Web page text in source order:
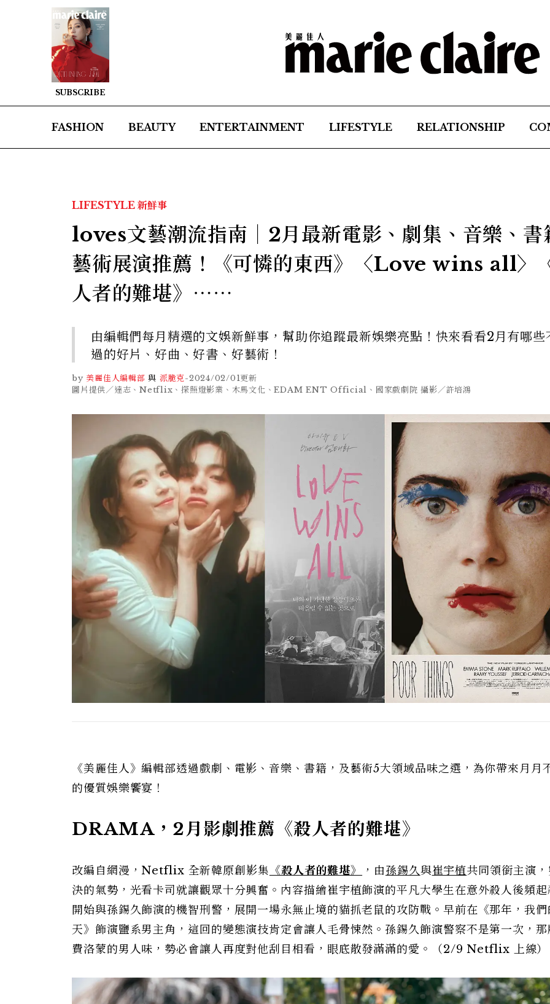
SUBSCRIBE
FASHION BEAUTY ENTERTAINMENT LIFESTYLE RELATIONSHIP
LIFESTYLE 新鮮事
loves文藝潮流指南｜2月最新電影、劇集、音樂、書
藝術展演推薦！《可憐的東西》〈Love wins all〉
人者的難堪》⋯⋯
由編輯們每月精選的文娛新鮮事，幫助你追蹤最新娛樂亮點！快來看看2月有哪些
過的好片、好曲、好書、好藝術！
by 美麗佳人編輯部 與 派脆克-2024/02/01更新
圖片提供／達志、Netflix、探照燈影業、木馬文化、EDAM ENT Official、國家戲劇院 攝影／許培鴻
《美麗佳人》編輯部透過戲劇、電影、音樂、書籍，及藝術5大領域品味之選，為你帶來月月
的優質娛樂饗宴！
DRAMA，2月影劇推薦《殺人者的難堪》
改編自網漫，Netflix 全新韓原創影集 《殺人者的難堪》 ，由孫錫久與崔宇植共同領銜主演
決的氣勢，光看卡司就讓觀眾十分興奮。內容描繪崔宇植飾演的平凡大學生在意外殺人後頻
開始與孫錫久飾演的機智刑警，展開一場永無止境的貓抓老鼠的攻防戰。早前在《那年，我
天》飾演鹽系男主角，這回的變態演技肯定會讓人毛骨悚然。孫錫久飾演警察不是第一次，
費洛蒙的男人味，勢必會讓人再度對他刮目相看，眼底散發滿滿的愛。（2/9 Netflix 上線）